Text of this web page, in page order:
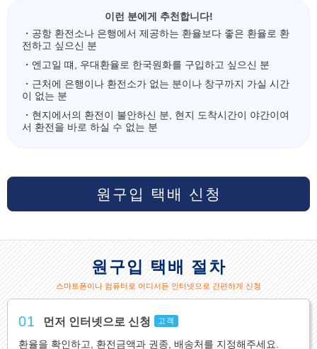
이런 분에게 추천합니다!
・공항 환전소나 은행에서 제공하는 환율보다 좋은 환율로 환
전하고 싶으신 분
・엔고일 떄, 우대환율로 한국원화를 구입하고 싶으신 분
・근처에 은행이나 환전소가 없는 분이나 창구까지 가실 시간
이 없는 분
・현지에서의 환전이 불안하신 분, 현지 도착시간이 야간이여
서 환전을 바로 하실 수 없는 분
원구입 택배 신청
원구입 택배 절차
스마트폰이나 컴퓨터로 어디서든 인터넷으로 간편하게 신청
01 먼저 인터넷으로 신청 고객
환율을 확인하고, 환전금액과 권종, 배송처를 지정해주세요.